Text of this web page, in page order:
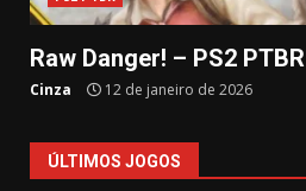
Raw Danger! – PS2 PTBR
Cinza 12 de janeiro de 2026
ÚLTIMOS JOGOS